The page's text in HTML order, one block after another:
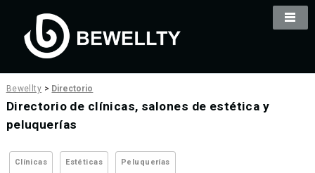
Bewellty > Directorio
Directorio de clínicas, salones de estética y
peluquerías
Clínicas Estéticas Peluquerías